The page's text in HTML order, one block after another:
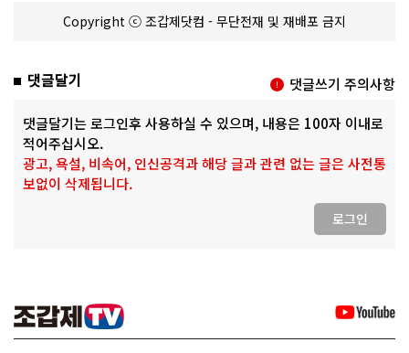
Copyright ⓒ 조갑제닷컴 - 무단전재 및 재배포 금지
댓글달기 댓글쓰기 주의사항
댓글달기는 로그인후 사용하실 수 있으며, 내용은 100자 이내로
적어주십시오.
광고, 욕설, 비속어, 인신공격과 해당 글과 관련 없는 글은 사전통
보없이 삭제됩니다.
로그인